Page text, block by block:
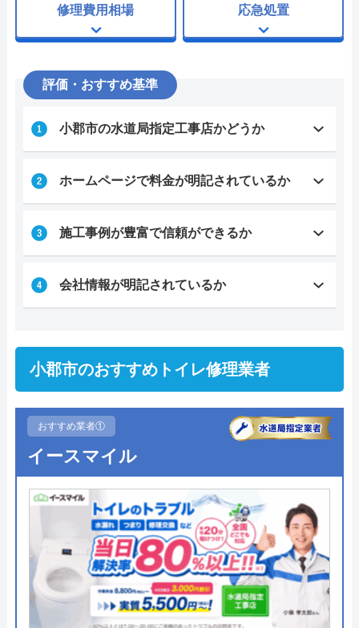
修理費用相場 応急処置
評価・おすすめ基準
小郡市の水道局指定工事店かどうか
ホームページで料金が明記されているか
施工事例が豊富で信頼ができるか
会社情報が明記されているか
小郡市のおすすめトイレ修理業者
おすすめ業者①
イースマイル